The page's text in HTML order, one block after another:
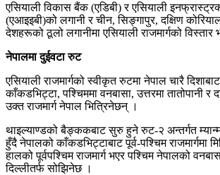
एसियाली विकास बैंक (एडिबी) र एसियाली
(एआइइबी)को लगानी र चीन, सिङ्गापुर, दक्षिण
देशहरूको ठूलो लगानीमा एसियाली राजमार्गको विस्तार
नेपालमा दुईवटा रुट
एसियाली राजमार्गको स्वीकृत रुटमा नेपाल चारै
काँकडभिट्टा, पश्चिममा वनबासा, उत्तरमा तातोपानी र
उक्त राजमार्ग नेपाल भित्रिनेछन् ।
थाइल्याण्डको बैङ्ककबाट सुरु हुने रुट-२ अन्तर्गत
हुँदै नेपालको काँकडभिट्टाबाट पूर्व-पश्चिम राजमार्गमा
हालको पूर्वपश्चिम राजमार्ग भएर पश्चिम नेपालको
दिल्लीतर्फ सोझिनेछ ।